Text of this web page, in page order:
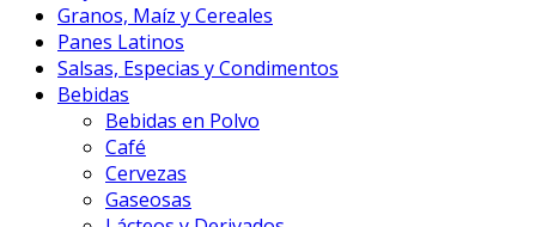
Granos, Maíz y Cereales
Panes Latinos
Salsas, Especias y Condimentos
Bebidas
Bebidas en Polvo
Café
Cervezas
Gaseosas